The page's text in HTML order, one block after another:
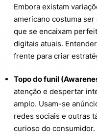
Embora existam
americano costuma
que se encaixam
digitais atuais.
frente para criar
Topo do funil
atenção e despertar
amplo. Usam-se
redes sociais e outras
curioso do consumidor.